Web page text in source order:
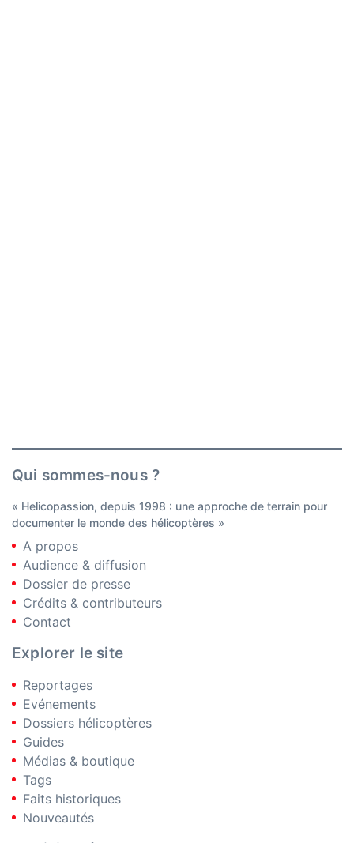
Qui sommes-nous ?
« Helicopassion, depuis 1998 : une approche de terrain pour
documenter le monde des hélicoptères »
A propos
Audience & diffusion
Dossier de presse
Crédits & contributeurs
Contact
Explorer le site
Reportages
Evénements
Dossiers hélicoptères
Guides
Médias & boutique
Tags
Faits historiques
Nouveautés